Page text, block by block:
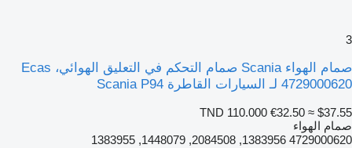
3
صمام الهواء Scania صمام التحكم في التعليق الهوائي، Ecas
4729000620 لـ السيارات القاطرة Scania P94
TND 110.000 €32.50 ≈ $37.55
صمام الهواء
4729000620 1383956, 2084508, 1448079, 1383955